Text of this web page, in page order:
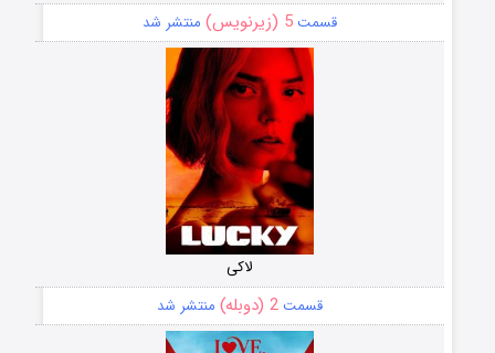
قسمت5 (زیرنویس) منتشر شد
لاکی
قسمت2 (دوبله) منتشر شد